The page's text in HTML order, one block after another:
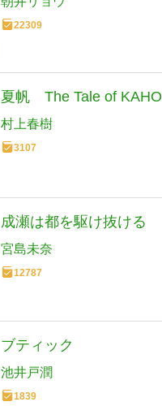
22309
夏帆 The Tale of KAHO
村上春樹
3107
成瀬は都を駆け抜ける
宮島未奈
12787
ブティック
池井戸潤
1839